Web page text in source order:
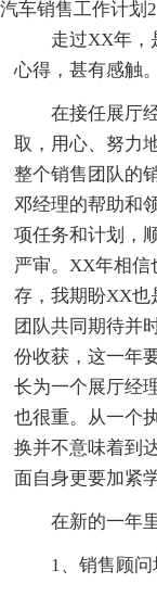
汽车销售工作计划2
走过XX年，
心得，甚有感触。
在接任展厅
取，用心、努力
整个销售团队的
邓经理的帮助和
项任务和计划，
严审。XX年相信
存，我期盼XX也
团队共同期待并
份收获，这一年
长为一个展厅经
也很重。从一个
换并不意味着到
面自身更要加紧
在新的一年
1、销售顾问